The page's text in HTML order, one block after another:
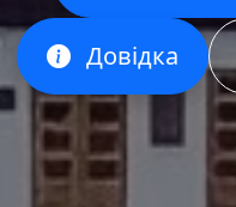
Довідка